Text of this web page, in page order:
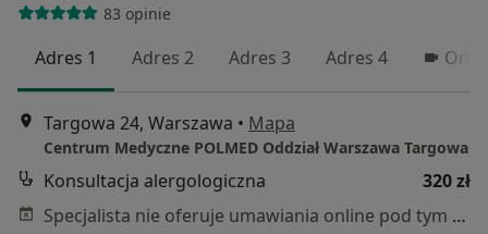
83 opinie
Adres 1 Adres 2 Adres 3 Adres 4
Targowa 24, Warszawa • Mapa
Centrum Medyczne POLMED Oddział Warszawa Targowa
Konsultacja alergologiczna
320 zł
Specjalista nie oferuje umawiania online pod tym adresem.